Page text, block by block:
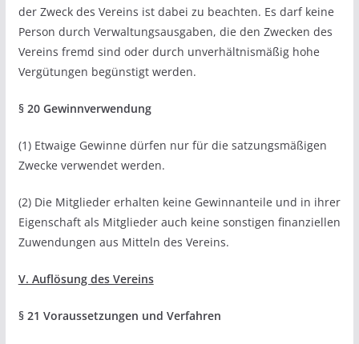
der Zweck des Vereins ist dabei zu beachten. Es darf keine
Person durch Verwaltungsausgaben, die den Zwecken des
Vereins fremd sind oder durch unverhältnismäßig hohe
Vergütungen begünstigt werden.
§ 20 Gewinnverwendung
(1) Etwaige Gewinne dürfen nur für die satzungsmäßigen
Zwecke verwendet werden.
(2) Die Mitglieder erhalten keine Gewinnanteile und in ihrer
Eigenschaft als Mitglieder auch keine sonstigen finanziellen
Zuwendungen aus Mitteln des Vereins.
V. Auflösung des Vereins
§ 21 Voraussetzungen und Verfahren